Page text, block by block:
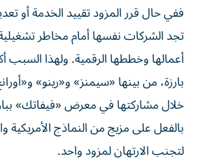
ففي حال قرر المزود تقييد الخدمة أو
تجد الشركات نفسها أمام مخاطر
أعمالها وخططها الرقمية. ولهذا
بارزة، من بينها «سيمنز» و«رينو»
خلال مشاركتها في معرض «فيفاتك»
بالفعل على مزيج من النماذج الأمريكية
لتجنب الارتهان لمزود واحد.